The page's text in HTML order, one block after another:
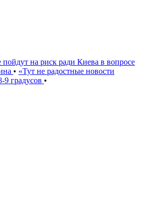
на риск ради Киева в вопросе
• «Тут не радостные новости
9 градусов •